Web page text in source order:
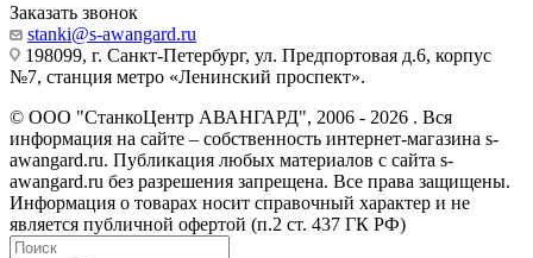
Заказать звонок
stanki@s-awangard.ru
198099, г. Санкт-Петербург, ул. Предпортовая д.6, корпус
№7, станция метро «Ленинский проспект».
© ООО "СтанкоЦентр АВАНГАРД", 2006 - 2026 . Вся
информация на сайте – собственность интернет-магазина s-
awangard.ru. Публикация любых материалов с сайта s-
awangard.ru без разрешения запрещена. Все права защищены.
Информация о товарах носит справочный характер и не
является публичной офертой (п.2 ст. 437 ГК РФ)